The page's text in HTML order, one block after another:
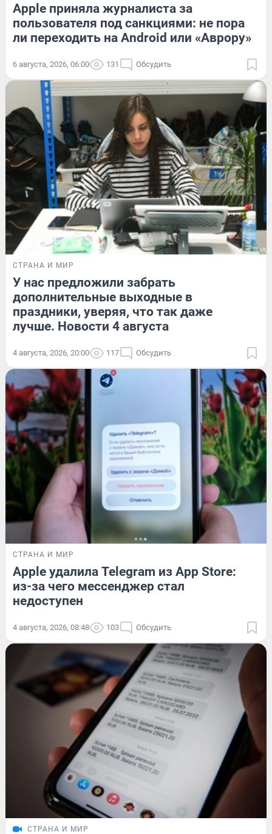
Apple приняла журналиста за
пользователя под санкциями: не пора
ли переходить на Android или «Аврору»
6 августа, 2026, 06:00 131 Обсудить
СТРАНА И МИР
У нас предложили забрать
дополнительные выходные в
праздники, уверяя, что так даже
лучше. Новости 4 августа
4 августа, 2026, 20:00 117 Обсудить
СТРАНА И МИР
Apple удалила Telegram из App Store:
из-за чего мессенджер стал
недоступен
4 августа, 2026, 08:48 103 Обсудить
СТРАНА И МИР